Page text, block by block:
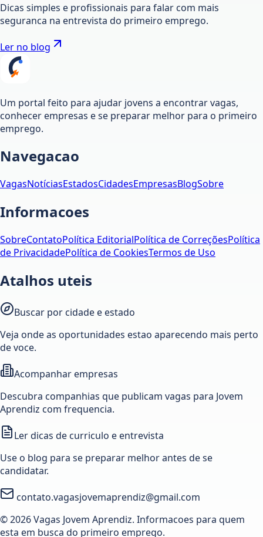
Dicas simples e profissionais para falar com mais
seguranca na entrevista do primeiro emprego.
Ler no blog
Um portal feito para ajudar jovens a encontrar vagas,
conhecer empresas e se preparar melhor para o primeiro
emprego.
Navegacao
VagasNotíciasEstadosCidadesEmpresasBlogSobre
Informacoes
SobreContatoPolítica EditorialPolítica de CorreçõesPolítica
de PrivacidadePolítica de CookiesTermos de Uso
Atalhos uteis
Buscar por cidade e estado
Veja onde as oportunidades estao aparecendo mais perto
de voce.
Acompanhar empresas
Descubra companhias que publicam vagas para Jovem
Aprendiz com frequencia.
Ler dicas de curriculo e entrevista
Use o blog para se preparar melhor antes de se
candidatar.
contato.vagasjovemaprendiz@gmail.com
© 2026 Vagas Jovem Aprendiz. Informacoes para quem
esta em busca do primeiro emprego.